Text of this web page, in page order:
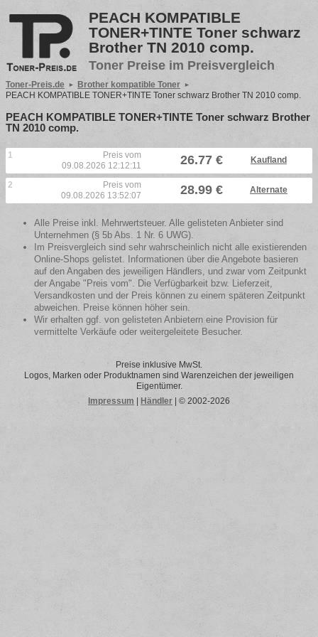
PEACH KOMPATIBLE
TONER+TINTE Toner schwarz
Brother TN 2010 comp.
Toner Preise im Preisvergleich
Toner-Preis.de
Brother kompatible Toner
PEACH KOMPATIBLE TONER+TINTE Toner schwarz Brother TN 2010 comp.
PEACH KOMPATIBLE TONER+TINTE Toner schwarz Brother
TN 2010 comp.
1
Preis vom
09.08.2026 12:12:11
26.77 € Kaufland
2
Preis vom
09.08.2026 13:52:07
28.99 € Alternate
Alle Preise inkl. Mehrwertsteuer. Alle gelisteten Anbieter sind
Unternehmen (§ 5b Abs. 1 Nr. 6 UWG).
Im Preisvergleich sind sehr wahrscheinlich nicht alle existierenden
Online-Shops gelistet. Informationen über die Angebote basieren
auf den Angaben des jeweiligen Händlers, und zwar vom Zeitpunkt
der Angabe "Preis vom". Die Verfügbarkeit bzw. Lieferzeit,
Versandkosten und der Preis können zu einem späteren Zeitpunkt
abweichen. Preise können höher sein.
Wir erhalten ggf. von gelisteten Anbietern eine Provision für
vermittelte Verkäufe oder weitergeleitete Besucher.
Preise inklusive MwSt.
Logos, Marken oder Produktnamen sind Warenzeichen der jeweiligen
Eigentümer.
Impressum
Händler | © 2002-2026